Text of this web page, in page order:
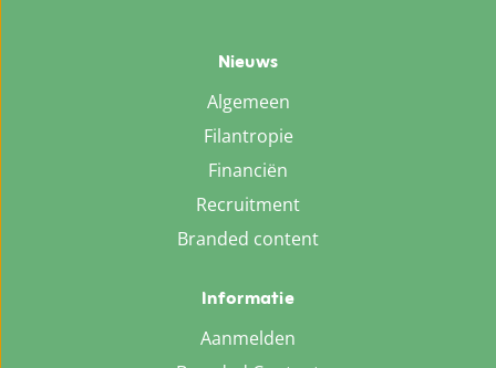
Nieuws
Algemeen
Filantropie
Financiën
Recruitment
Branded content
Informatie
Aanmelden